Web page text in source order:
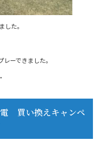
た。
ーできました。
買い換えキャンペ